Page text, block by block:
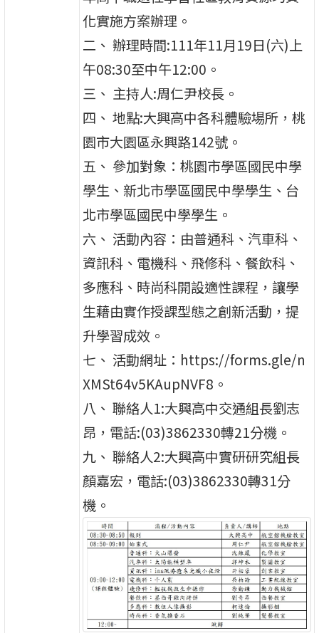
化實施方案辦理。
二、 辦理時間:111年11月19日(六)上
午08:30至中午12:00。
三、 主持人:周仁尹校長。
四、 地點:大興高中各科體驗場所，桃
園市大園區永興路142號。
五、 參加對象：桃園市學區國民中學
學生、新北市學區國民中學學生、台
北市學區國民中學學生。
六、 活動內容：由普通科、汽車科、
資訊科、電機科、飛修科、餐飲科、
多應科、時尚科開設適性課程，讓學
生藉由實作授課型態之創新活動，提
升學習成效。
七、 活動網址：https://forms.gle/n
XMSt64v5KAupNVF8。
八、 聯絡人1:大興高中交通組長劉志
昂，電話:(03)3862330轉21分機。
九、 聯絡人2:大興高中實研研究組長
顏嘉宏，電話:(03)3862330轉31分
機。